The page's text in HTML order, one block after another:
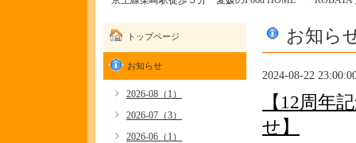
お知ら
2024-08-22
【12周年
せ】
トップページ
お知らせ
2026-08（1）
2026-07（3）
2026-06（1）